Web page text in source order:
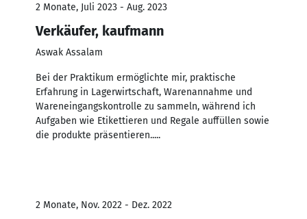
2 Monate, Juli 2023 - Aug. 2023
Verkäufer, kaufmann
Aswak Assalam
Bei der Praktikum ermöglichte mir, praktische
Erfahrung in Lagerwirtschaft, Warenannahme und
Wareneingangskontrolle zu sammeln, während ich
Aufgaben wie Etikettieren und Regale auffüllen sowie
die produkte präsentieren.....
2 Monate, Nov. 2022 - Dez. 2022